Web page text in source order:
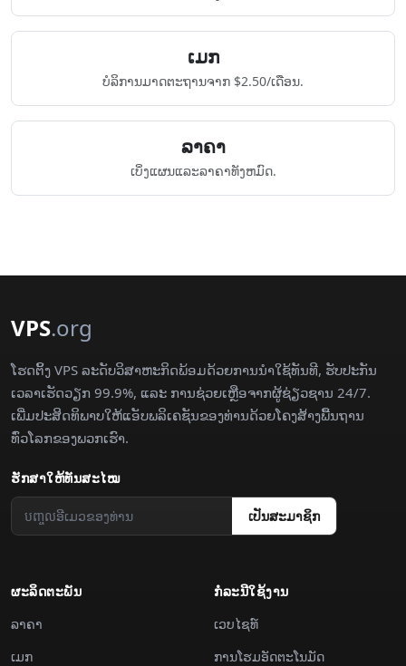
​ເມກ
ບໍລິການມາດຕະຖານຈາກ $2.50/ເດືອນ.
ລາຄາ
ເບິ່ງແຜນແລະລາຄາທັງຫມົດ.
VPS.org
ໂຮດຕິ້ງ VPS ລະດັບວິສາຫະກິດພ້ອມດ້ວຍການນຳໃຊ້ທັນທີ, ຮັບປະກັນ
ເວລາເຮັດວຽກ 99.9%, ແລະ ການຊ່ວຍເຫຼືອຈາກຜູ້ຊ່ຽວຊານ 24/7.
ເພີ່ມປະສິດທິພາບໃຫ້ແອັບພລິເຄຊັນຂອງທ່ານດ້ວຍໂຄງສ້າງພື້ນຖານ
ທົ່ວໂລກຂອງພວກເຮົາ.
ຮັກສາ​ໃຫ້​ທັນ​ສະໄໝ
​ເປັນ​ສະມາຊິກ
ຜະລິດຕະພັນ
ລາຄາ
​ເມກ
ກໍລະນີ​ໃຊ້​ງານ
ເວບໄຊທ໌
ການ​ໂຮມ​ອັດ​ຕະ​ໂນ​ມັດ